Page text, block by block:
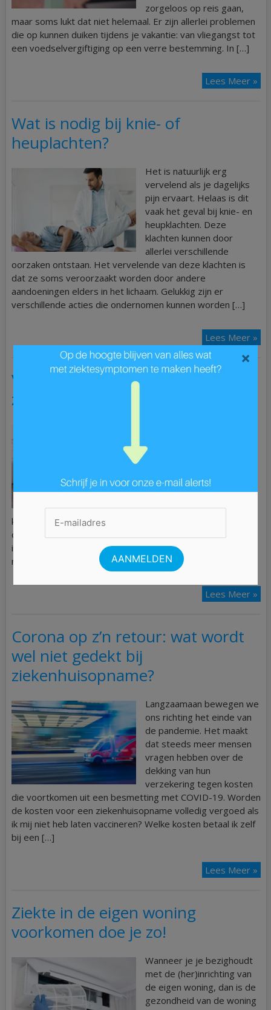
zorgeloos op reis gaan,
maar soms lukt dat niet helemaal. Er zijn allerlei problemen
die op kunnen duiken tijdens je vakantie: van vliegangst tot
een voedselvergiftiging op een verre bestemming. In […]
Lees Meer »
Wat is nodig bij knie- of
heuplachten?
Het is natuurlijk erg
vervelend als je dagelijks
pijn ervaart. Helaas is dit
vaak het geval bij knie- en
heupklachten. Deze
klachten kunnen door
allerlei verschillende
oorzaken ontstaan. Het vervelende van deze klachten is
dat ze soms veroorzaakt worden door andere
aandoeningen elders in het lichaam. Gelukkig zijn er
verschillende acties die ondernomen kunnen worden […]
Lees Meer »
Verslavingszorg met begeleiding
zo lang dat gewenst is
die hulp biedt aan mensen
een totaal aanpak aan te
bieden aan personen met
een verslaving ontstaat
kwalitatief hoogstaande verslavingszorg. Als je contact
opneemt met de verslavingskliniek krijg je eerst een
intakegesprek. Het intakegesprek is bedoeld om kennis te
maken en hierbij wordt de […]
Lees Meer »
Corona op z’n retour: wat wordt
wel niet gedekt bij
ziekenhuisopname?
Langzaamaan bewegen we
ons richting het einde van
de pandemie. Het maakt
dat steeds meer mensen
vragen hebben over de
dekking van hun
verzekering tegen kosten
die voortkomen uit een besmetting met COVID-19. Worden
de kosten voor een ziekenhuisopname volledig vergoed als
ik mij niet heb laten vaccineren? Welke kosten betaal ik zelf
bij een […]
Lees Meer »
Ziekte in de eigen woning
voorkomen doe je zo!
Wanneer je je bezighoudt
met de (her)inrichting van
de eigen woning, dan is de
gezondheid van de woning
×